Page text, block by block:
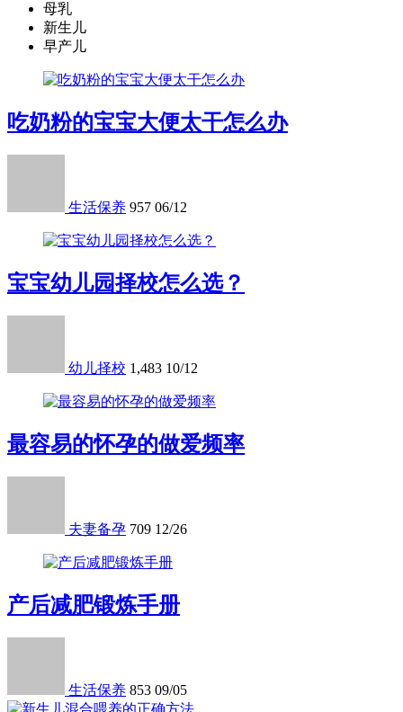
母乳
新生儿
早产儿
吃奶粉的宝宝大便太干怎么办
生活保养 957 06/12
宝宝幼儿园择校怎么选？
幼儿择校 1,483 10/12
最容易的怀孕的做爱频率
夫妻备孕 709 12/26
产后减肥锻炼手册
生活保养 853 09/05